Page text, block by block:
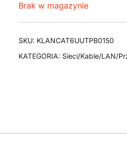
Brak w magazynie
SKU: KLANCAT6UUTPB0150
KATEGORIA: Sieci/Kable/LAN/